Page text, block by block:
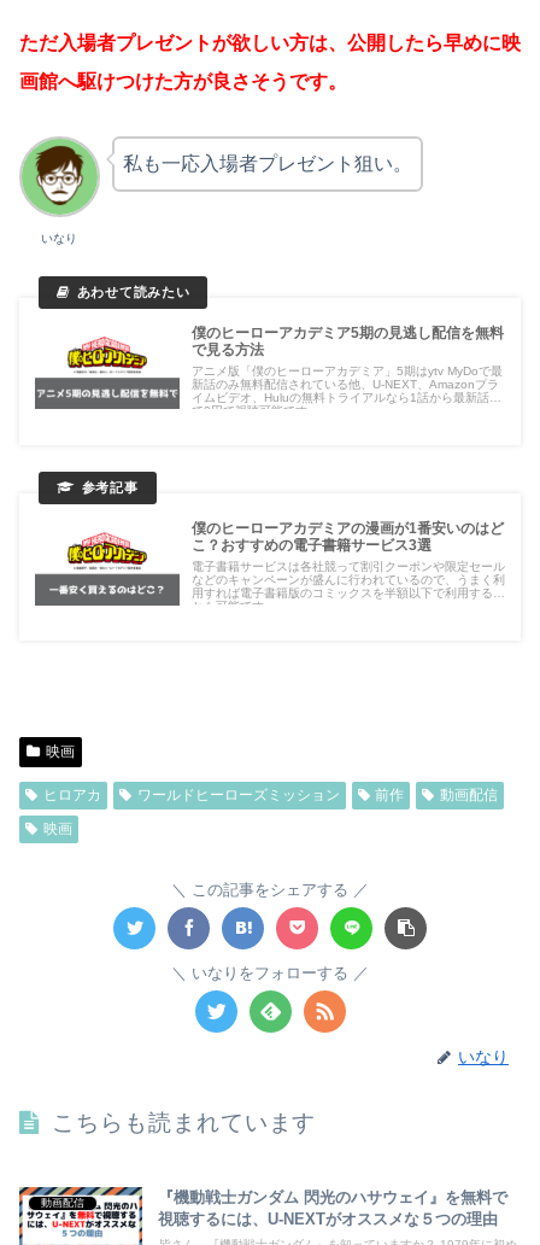
ただ入場者プレゼントが欲しい方は、公開したら早めに映
画館へ駆けつけた方が良さそうです。
いなり
私も一応入場者プレゼント狙い。
僕のヒーローアカデミア5期の見逃し配信を無料
で見る方法
アニメ版「僕のヒーローアカデミア」5期はytv MyDoで最
新話のみ無料配信されている他、U-NEXT、Amazonプラ
イムビデオ、Huluの無料トライアルなら1話から最新話ま
で0円で視聴可能です。
僕のヒーローアカデミアの漫画が1番安いのはど
こ？おすすめの電子書籍サービス3選
電子書籍サービスは各社競って割引クーポンや限定セール
などのキャンペーンが盛んに行われているので、うまく利
用すれば電子書籍版のコミックスを半額以下で利用するこ
とも可能です。
映画
ヒロアカ ワールドヒーローズミッション 前作
動画配信
映画
この記事をシェアする
いなりをフォローする
いなり
こちらも読まれています
動画配信
『機動戦士ガンダム 閃光のハサウェイ』を無料で
視聴するには、U-NEXTがオススメな５つの理由